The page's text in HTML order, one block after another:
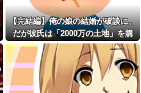
【正論】有吉「『俺テレビ見
ない』って言う奴おかしいだ
ろ。団子屋で『団子食べない』
って言うか？」
【正論】有吉「『俺テレビ見
ない』って言う奴おかしいだ
ろ。団子屋で『団子食べない』
って言うか？」
成人式帰りと思われる袴姿の
【完結編】俺の娘の結婚が破談に。
だが彼氏は「2000万の土地」を購
入。こじれた二人は想像以上の修羅
場に